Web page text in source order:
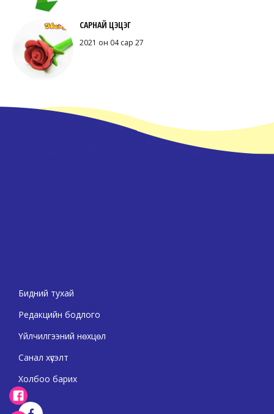
САРНАЙ ЦЭЦЭГ
2021 он 04 сар 27
Бидний тухай
Редакцийн бодлого
Үйлчилгээний нөхцөл
Санал хүсэлт
Холбоо барих